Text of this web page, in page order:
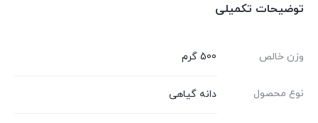
توضیحات تکمیلی
وزن خالص 500 گرم
نوع محصول دانه گیاهی